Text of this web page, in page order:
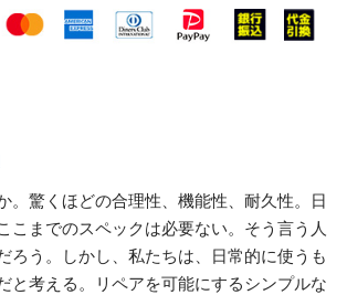
。驚くほどの合理性、機能性、耐久性。日
こまでのスペックは必要ない。そう言う人
ろう。しかし、私たちは、日常的に使うも
と考える。リペアを可能にするシンプルな